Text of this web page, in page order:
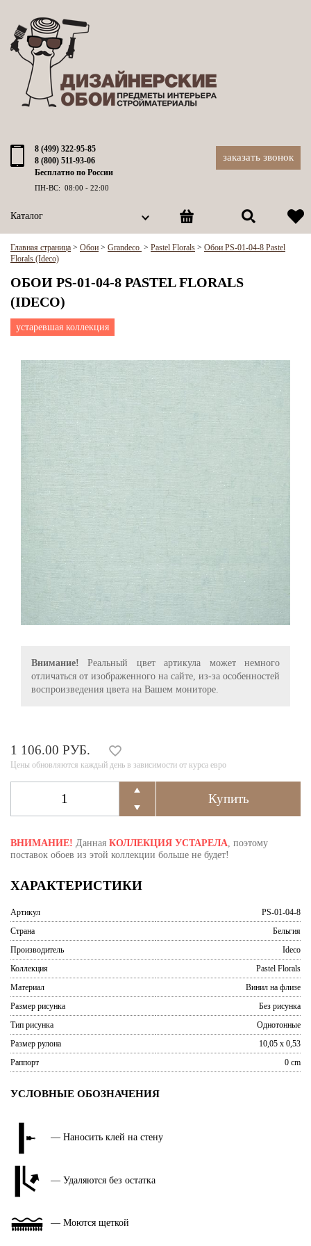
8 (499) 322-95-85
8 (800) 511-93-06
Бесплатно по России
ПН-ВС: 08:00 - 22:00
заказать звонок
Каталог
Главная страница > Обои > Grandeco > Pastel Florals > Обои PS-01-04-8 Pastel
Florals (Ideco)
ОБОИ PS-01-04-8 PASTEL FLORALS
(IDECO)
устаревшая коллекция
Внимание! Реальный цвет артикула может немного
отличаться от изображенного на сайте, из-за особенностей
воспроизведения цвета на Вашем мониторе.
1 106.00 РУБ.
Цены обновляются каждый день в зависимости от курса евро
ВНИМАНИЕ! Данная КОЛЛЕКЦИЯ УСТАРЕЛА, поэтому
поставок обоев из этой коллекции больше не будет!
ХАРАКТЕРИСТИКИ
Артикул
PS-01-04-8
Страна
Бельгия
Производитель
Ideco
Коллекция
Pastel Florals
Материал
Винил на флизе
Размер рисунка
Без рисунка
Тип рисунка
Однотонные
Размер рулона
10,05 x 0,53
Раппорт
0 cm
УСЛОВНЫЕ ОБОЗНАЧЕНИЯ
— Наносить клей на стену
— Удаляются без остатка
— Моются щеткой